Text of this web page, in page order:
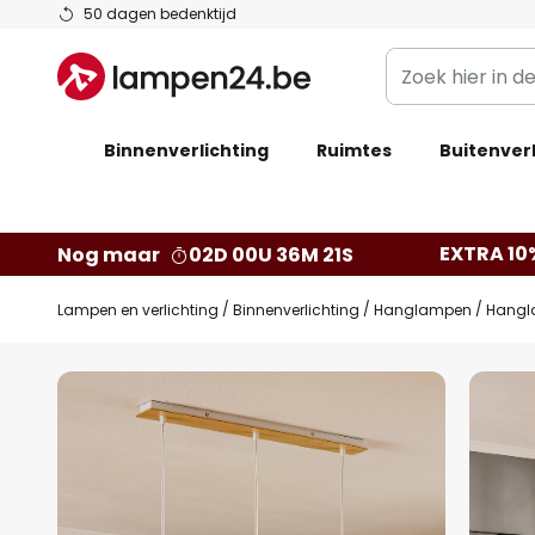
50 dagen bedenktijd
Ga
de
inhoud
Zoek
hier
de
Binnenverlichting Ruimtes
Nog maar 02D 00U 36M 20S EXTRA
Lampen en verlichting Binnenverlichting Hanglampen
Ga